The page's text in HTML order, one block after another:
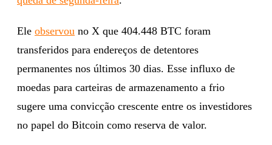
Ele observou no X que 404.448 BTC foram
transferidos para endereços de detentores
permanentes nos últimos 30 dias. Esse influxo de
moedas para carteiras de armazenamento a frio
sugere uma convicção crescente entre os investidores
no papel do Bitcoin como reserva de valor.